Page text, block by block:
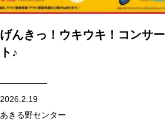
げんきっ！ウキウキ！コンサー
ト♪
2026.2.19
あきる野センター